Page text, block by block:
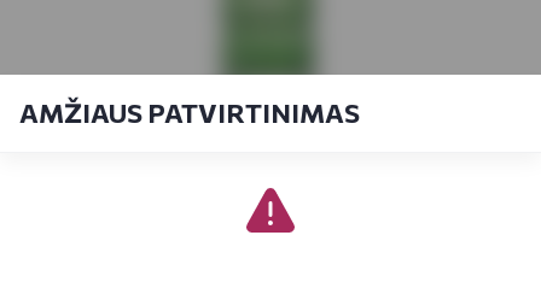
AMŽIAUS PATVIRTINIMAS